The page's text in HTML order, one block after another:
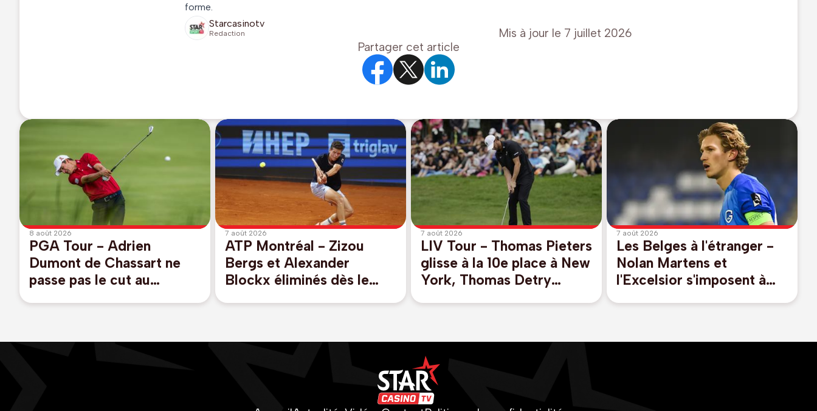
forme.
Starcasinotv
Redaction Mis à jour le 7 juillet 2026
Partager cet article
8 août 2026
PGA Tour - Adrien
Dumont de Chassart ne
passe pas le cut au
7 août 2026
ATP Montréal - Zizou
Bergs et Alexander
Blockx éliminés dès le
7 août 2026
LIV Tour - Thomas Pieters
glisse à la 10e place à New
York, Thomas Detry
7 août 2026
Les Belges à l'étranger -
Nolan Martens et
l'Excelsior s'imposent à